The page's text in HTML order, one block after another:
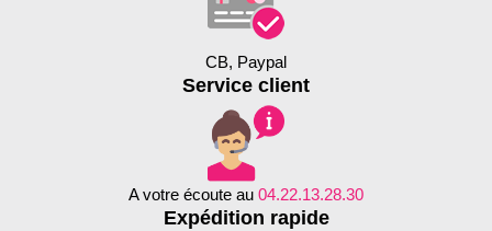
CB, Paypal
Service client
A votre écoute au 04.22.13.28.30
Expédition rapide